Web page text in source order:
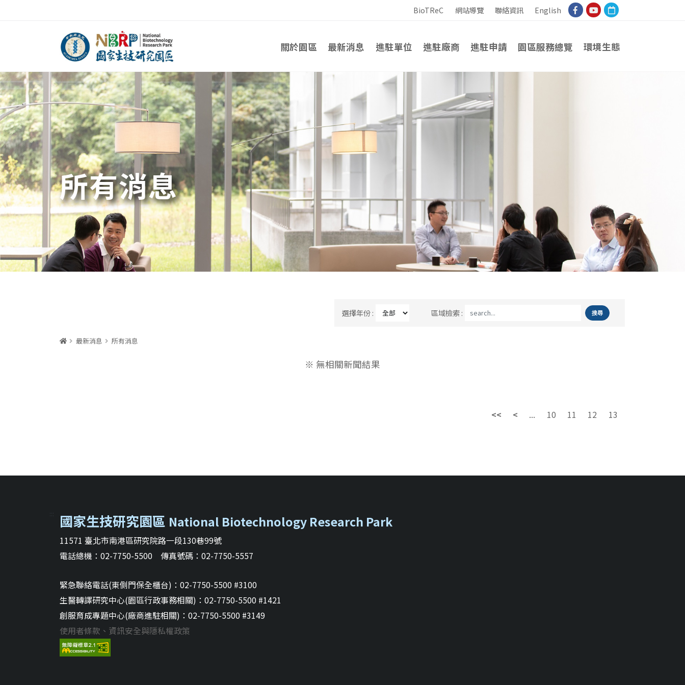
BioTReC 網站導覽 聯絡資訊 English facebookyoutubecalendar
中央研究院官方網站 關於園區 最新消息 進駐單位 進駐廠商 進駐申請 園區服務總覽 環境生態
所有消息
選擇年份 : 區域檢索 :
首頁 最新消息 所有消息
※ 無相關新聞結果
<< < ... 10 11 12 13
::: 國家生技研究園區 National Biotechnology Research Park
11571 臺北市南港區研究院路一段130巷99號
電話總機：02-7750-5500 傳真號碼：02-7750-5557
緊急聯絡電話(東側門保全櫃台)：02-7750-5500 #3100
生醫轉譯研究中心(園區行政事務相關)：02-7750-5500 #1421
創服育成專題中心(廠商進駐相關)：02-7750-5500 #3149
使用者條款、資訊安全與隱私權政策